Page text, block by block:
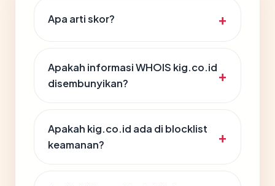
Apa arti skor?
Apakah informasi WHOIS kig.co.id
disembunyikan?
Apakah kig.co.id ada di blocklist
keamanan?